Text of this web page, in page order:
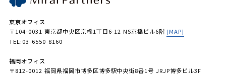
東京オフィス
〒104-0031 東京都中央区京橋1丁目6-12 NS京橋ビル6階 [MAP]
TEL:03-6550-8160
福岡オフィス
〒812-0012 福岡県福岡市博多区博多駅中央街8番1号 JRJP博多ビル3F